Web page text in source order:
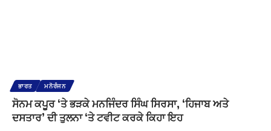
ਭਾਰਤ ਮਨੋਰੰਜਨ
ਸੋਨਮ ਕਪੂਰ ‘ਤੇ ਭੜਕੇ ਮਨਜਿੰਦਰ ਸਿੰਘ ਸਿਰਸਾ, ‘ਹਿਜਾਬ ਅਤੇ
ਦਸਤਾਰ’ ਦੀ ਤੁਲਨਾ ‘ਤੇ ਟਵੀਟ ਕਰਕੇ ਕਿਹਾ ਇਹ